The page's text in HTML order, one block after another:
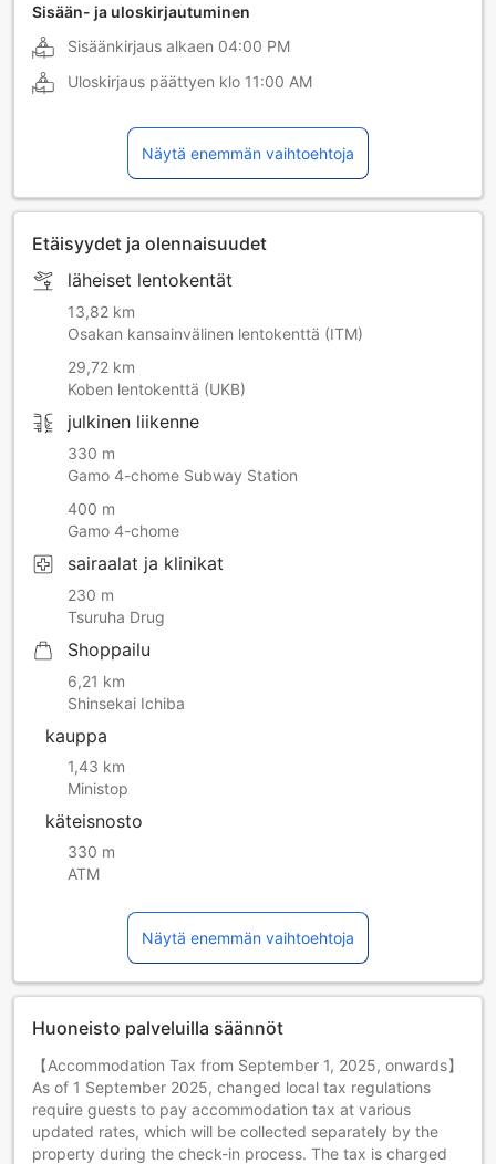
Sisään- ja uloskirjautuminen
Sisäänkirjaus alkaen 04:00 PM
Uloskirjaus päättyen klo 11:00 AM
Näytä enemmän vaihtoehtoja
Etäisyydet ja olennaisuudet
läheiset lentokentät
13,82 km
Osakan kansainvälinen lentokenttä (ITM)
29,72 km
Koben lentokenttä (UKB)
julkinen liikenne
330 m
Gamo 4-chome Subway Station
400 m
Gamo 4-chome
sairaalat ja klinikat
230 m
Tsuruha Drug
Shoppailu
6,21 km
Shinsekai Ichiba
kauppa
1,43 km
Ministop
käteisnosto
330 m
ATM
Näytä enemmän vaihtoehtoja
Huoneisto palveluilla säännöt
【Accommodation Tax from September 1, 2025, onwards】
As of 1 September 2025, changed local tax regulations
require guests to pay accommodation tax at various
updated rates, which will be collected separately by the
property during the check-in process. The tax is charged